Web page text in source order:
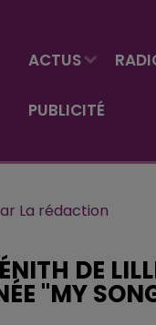
ACTUS
PUBLICITÉ
La rédaction
DE
"MY